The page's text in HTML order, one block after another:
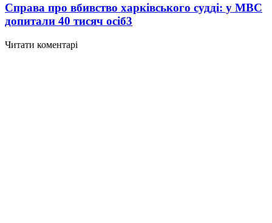
Справа про вбивство харківського судді: у МВС
допитали 40 тисяч осіб3
Читати коментарі